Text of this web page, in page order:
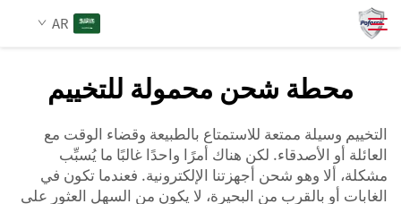
AR
المنتجات
محطة شحن محمولة للتخييم
التخييم وسيلة ممتعة للاستمتاع بالطبيعة وقضاء الوقت مع
العائلة أو الأصدقاء. لكن هناك أمرًا واحدًا غالبًا ما يُسبِّب
مشكلة، ألا وهو شحن أجهزتنا الإلكترونية. فعندما تكون في
الغابات أو بالقرب من البحيرة، لا يكون من السهل العثور على